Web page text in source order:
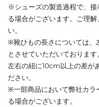
※シューズの製造過程で、
る場合がございます。ご理
い。
※靴ひもの長さについては、
とさせていただいております。
左右の紐に10cm以上の差が
ださい。
※一部商品において弊社カラ
る場合がございます。